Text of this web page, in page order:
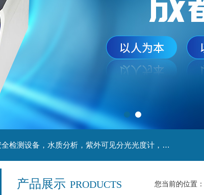
主营产品：实验室检测设备，离心机，食品安全检测设备，水质分析，紫外可见分光光度计，液氮罐，万分之一天平，离心机生物实验室工程，移液器
产品展示 PRODUCTS 您当前的位置：